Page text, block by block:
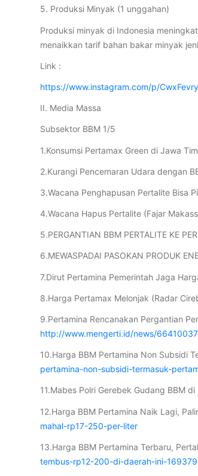
5. Produksi Minyak (1 unggahan)
Produksi minyak di Indonesia
menaikkan tarif bahan bakar minyak
Link :
https://www.instagram.com/p/
II. Media Massa
Subsektor BBM 1/5
1.Konsumsi Pertamax Green di Jawa
2.Kurangi Pencemaran Udara dengan
3.Wacana Penghapusan Pertalite Bisa
4.Wacana Hapus Pertalite (Fajar
5.PERGANTIAN BBM PERTALITE KE
6.MEWASPADAI PASOKAN PRODUK
7.Dirut Pertamina Pemerintah Jaga
8.Harga Pertamax Melonjak (Radar
9.Pertamina Rencanakan Pergantian
http://www.mengerti.id/news/
10.Harga BBM Pertamina Non Subsidi
pertamina-non-subsidi-termasuk-
11.Mabes Polri Gerebek Gudang BBM
12.Harga BBM Pertamina Naik Lagi,
mahal-rp17-250-per-liter
13.Harga BBM Pertamina Terbaru,
tembus-rp12-200-di-daerah-ini-